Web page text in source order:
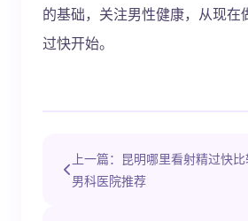
的基础，关注男性健康，从现在
过快开始。
上一篇：昆明哪里看射精过快
男科医院推荐